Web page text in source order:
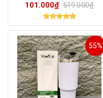
/1200ml (0 giữ nhiệt)
101.000₫ 519.000₫
55%